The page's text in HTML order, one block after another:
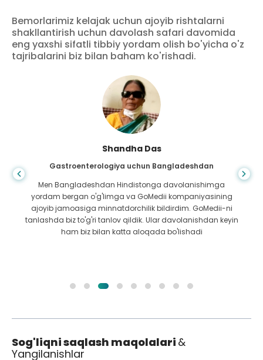
Bemorlarimiz kelajak uchun ajoyib rishtalarni
shakllantirish uchun davolash safari davomida
eng yaxshi sifatli tibbiy yordam olish bo'yicha o'z
tajribalarini biz bilan baham ko'rishadi.
Shandha Das
Gastroenterologiya uchun Bangladeshdan
Men Bangladeshdan Hindistonga davolanishimga
yordam bergan o'g'limga va GoMedii kompaniyasining
ajoyib jamoasiga minnatdorchilik bildirdim. GoMedii-ni
tanlashda biz to'g'ri tanlov qildik. Ular davolanishdan keyin
ham biz bilan katta aloqada bo'lishadi
Sog'liqni saqlash maqolalari &
Yangilanishlar